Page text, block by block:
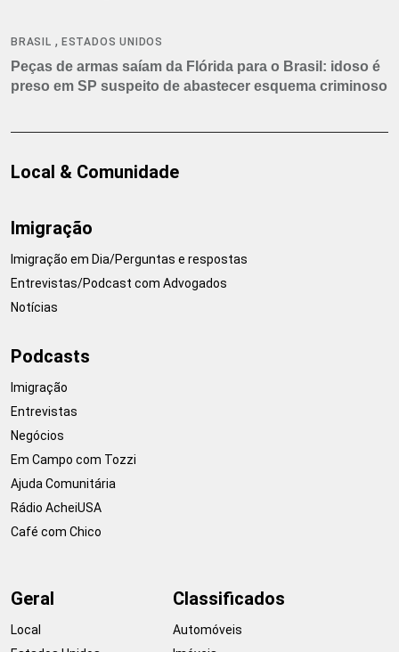
BRASIL , ESTADOS UNIDOS
Peças de armas saíam da Flórida para o Brasil: idoso é
preso em SP suspeito de abastecer esquema criminoso
Local & Comunidade
Imigração
Imigração em Dia/Perguntas e respostas
Entrevistas/Podcast com Advogados
Notícias
Podcasts
Imigração
Entrevistas
Negócios
Em Campo com Tozzi
Ajuda Comunitária
Rádio AcheiUSA
Café com Chico
Geral
Local
Classificados
Automóveis